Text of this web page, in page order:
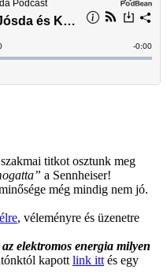
titkot osztunk meg
a Sennheiser!
még mindig nem jó.
, véleményre és üzenetre
elektromos energia milyen
kapott link itt és egy